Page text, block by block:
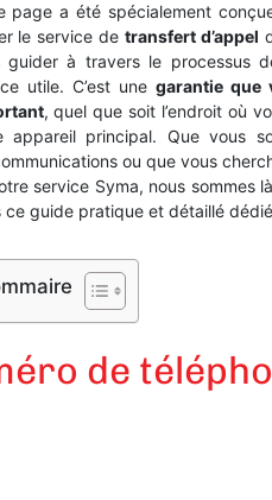
page a été spécialement
le service detransfert d’appel
guider à travers le processus
utile. C’est une garantie que
, quel que soit l’endroit où
appareil principal. Que vous
ou que vous
service Syma, nous sommes
ce guide pratique et détaillé
de